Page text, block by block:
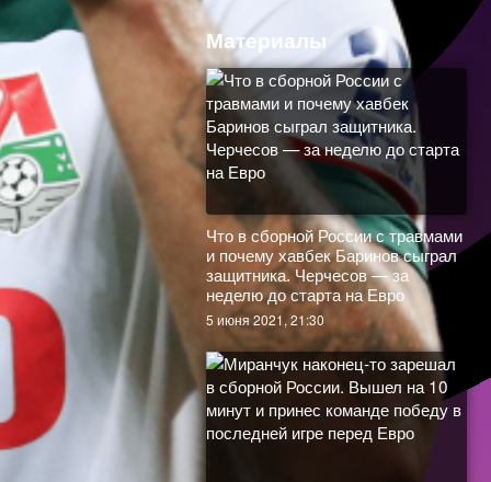
Дадонов
Сорокин
Орлов
Газинский
Гурьянов
Магомедшарипов
Комличенко
Ефимова
Мозякин
Что в сборной России с травмами
и почему хавбек Баринов сыграл
защитника. Черчесов — за
неделю до старта на Евро
5 июня 2021, 21:30
Кажется, «ромб» — наша
Материалы
Что в сборной России с травмами
и почему хавбек Баринов сыграл
защитника. Черчесов — за
неделю до старта на Евро
5 июня 2021, 21:30
Сборная России скромно
обыграла Болгарию в последнем
контрольном матче перед Евро.
Как это было
5 июня 2021, 18:00